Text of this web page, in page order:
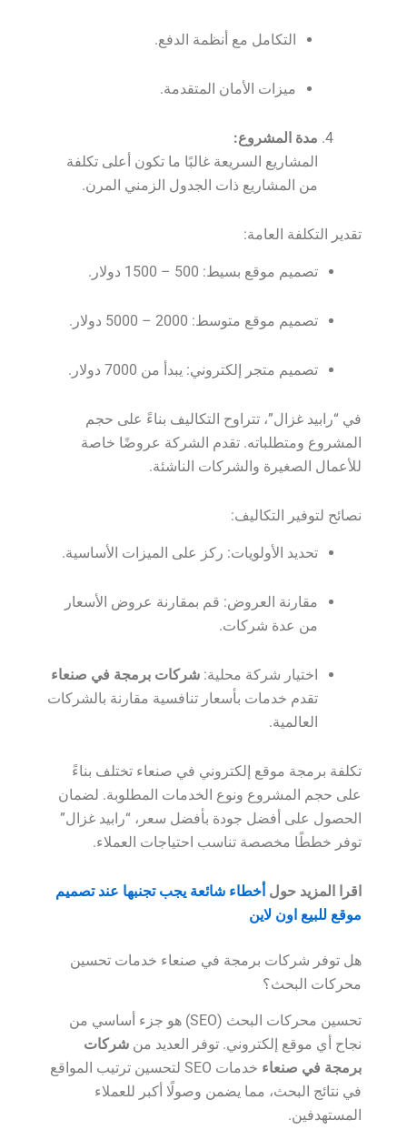
التكامل مع أنظمة الدفع.
ميزات الأمان المتقدمة.
مدة المشروع:
المشاريع السريعة غالبًا ما تكون أعلى تكلفة
من المشاريع ذات الجدول الزمني المرن.
تقدير التكلفة العامة:
تصميم موقع بسيط: 500 – 1500 دولار.
تصميم موقع متوسط: 2000 – 5000 دولار.
تصميم متجر إلكتروني: يبدأ من 7000 دولار.
في “رابيد غزال”، تتراوح التكاليف بناءً على حجم
المشروع ومتطلباته. تقدم الشركة عروضًا خاصة
للأعمال الصغيرة والشركات الناشئة.
نصائح لتوفير التكاليف:
تحديد الأولويات: ركز على الميزات الأساسية.
مقارنة العروض: قم بمقارنة عروض الأسعار
من عدة شركات.
اختيار شركة محلية:شركات برمجة في صنعاء
تقدم خدمات بأسعار تنافسية مقارنة بالشركات
العالمية.
تكلفة برمجة موقع إلكتروني في صنعاء تختلف بناءً
على حجم المشروع ونوع الخدمات المطلوبة. لضمان
الحصول على أفضل جودة بأفضل سعر، “رابيد غزال”
توفر خططًا مخصصة تناسب احتياجات العملاء.
اقرا المزيد حولأخطاء شائعة يجب تجنبها عند تصميم
موقع للبيع اون لاين
هل توفر شركات برمجة في صنعاء خدمات تحسين
محركات البحث؟
تحسين محركات البحث (SEO) هو جزء أساسي من
نجاح أي موقع إلكتروني. توفر العديد منشركات
برمجة في صنعاء
خدمات SEO لتحسين ترتيب المواقع
في نتائج البحث، مما يضمن وصولًا أكبر للعملاء
المستهدفين.